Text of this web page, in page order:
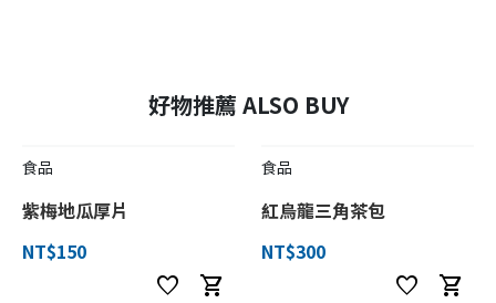
好物推薦 ALSO BUY
食品
紫梅地瓜厚片
NT$150
favorite shopping_cart
食品
紅烏龍三角茶包
NT$300
favorite shopping_cart